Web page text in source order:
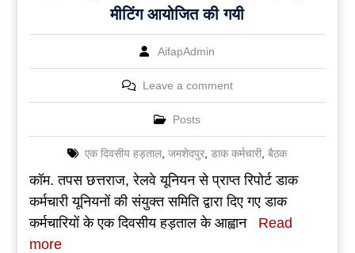
मीटिंग आयोजित की गयी
AifapAdmin
Leave a comment
Posts
एक दिवसीय हड़ताल ,जमशेदपुर ,डाक कर्मचारी ,बैठक
कॉम. तपस छत्तराज, रेलवे यूनियन से प्राप्त रिपोर्ट डाक
कर्मचारी यूनियनों की संयुक्त समिति द्वारा दिए गए डाक
कर्मचारियों के एक दिवसीय हड़ताल के आह्वान
Read
more